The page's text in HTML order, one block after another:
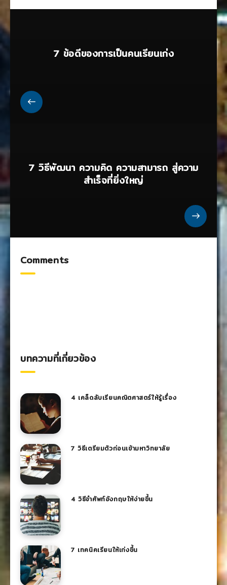
7 ข้อดีของการเป็นคนเรียนเก่ง
7 วิธีพัฒนา ความคิด ความสามารถ สู่ความ
สำเร็จที่ยิ่งใหญ่
Comments
บทความที่เกี่ยวข้อง
4 เคล็ดลับเรียนคณิตศาสตร์ให้รู้เรื่อง
7 วิธีเตรียมตัวก่อนเข้ามหาวิทยาลัย
4 วิธีจำศัพท์อังกฤษให้ง่ายขึ้น
7 เทคนิคเรียนให้เก่งขึ้น